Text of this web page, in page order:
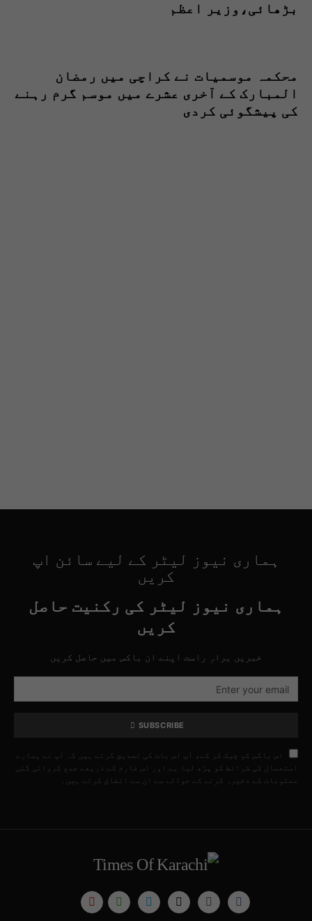
بڑھائی،وزیر اعظم
محکمہ موسمیات نے کراچی میں رمضان
المبارک کے آخری عشرے میں موسم گرم رہنے
کی پیشگوئی کردی
ہماری نیوز لیٹر کے لیے سائن اپ
کریں
ہماری نیوز لیٹر کی رکنیت حاصل
کریں
خبریں براہِ راست اپنے ان باکس میں حاصل کریں
SUBSCRIBE
اس باکس کو چیک کر کے، آپ اس بات کی تصدیق کرتے ہیں کہ آپ نے ہمارے
استعمال کی شرائط کو پڑھ لیا ہے اور اس فارم کے ذریعے جمع کروائی گئی
معلومات کے ذخیرہ کرنے کے حوالے سے ان سے اتفاق کرتے ہیں۔